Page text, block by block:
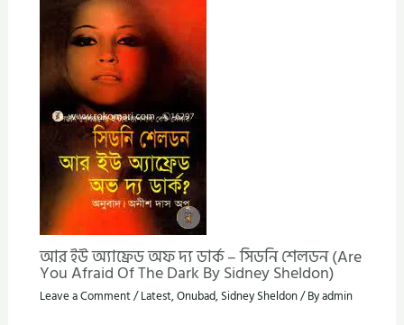
আর ইউ অ্যাফ্রেড অফ দ্য ডার্ক – সিডনি শেলডন (Are
You Afraid Of The Dark By Sidney Sheldon)
Leave a Comment/Latest,Onubad, Sidney Sheldon/ Byadmin